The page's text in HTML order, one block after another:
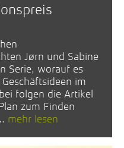
Jørn und Sabine
Serie, worauf es
im
folgen die Artikel
zum Finden
mehr lesen